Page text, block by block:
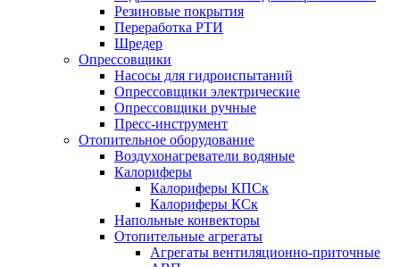
Резиновые покрытия
Переработка РТИ
Шредер
Опрессовщики
Насосы для гидроиспытаний
Опрессовщики электрические
Опрессовщики ручные
Пресс-инструмент
Отопительное оборудование
Воздухонагреватели водяные
Калориферы
Калориферы КПСк
Калориферы КСк
Напольные конвекторы
Отопительные агрегаты
Агрегаты вентиляционно-приточные